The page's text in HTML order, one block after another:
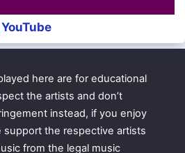
YouTube
here are for educational
the artists and don’t
instead, if you enjoy
the respective artists
from the legal music